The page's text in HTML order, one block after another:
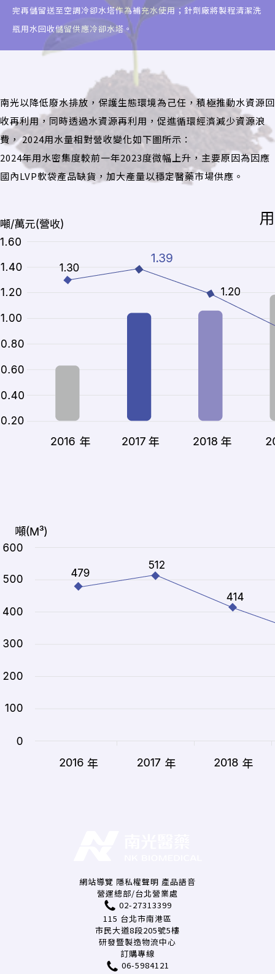
完再儲留送至空調冷卻水塔作為補充水使用；針劑廠將製程清潔洗
瓶用水回收儲留供應冷卻水塔。
南光以降低廢水排放，保護生態環境為己任，積極推動水資源回
收再利用，同時透過水資源再利用，促進循環經濟減少資源浪
費， 2024用水量相對營收變化如下圖所示：
2024年用水密集度較前一年2023度微幅上升，主要原因為因應
國內LVP軟袋產品缺貨，加大產量以穩定醫藥市場供應。
網站導覽 隱私權聲明 產品語音
營運總部/台北營業處
02-27313399
115 台北市南港區
市民大道8段205號5樓
研發暨製造物流中心
訂購專線
06-5984121